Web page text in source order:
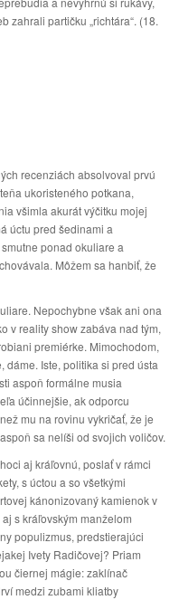
zahrali partičku „richtára“. (18.
recenziách absolvoval prvú
ukoristeného potkana,
všimla akurát výčitku mojej
úctu pred šedinami a
ponad okuliare a
Môžem sa hanbiť, že
Nepochybne však ani ona
v reality show zabáva nad tým,
premiérke. Mimochodom,
Iste, politika si pred ústa
aspoň formálne musia
účinnejšie, ak odporcu
mu na rovinu vykričať, že je
sa nelíši od svojich voličov.
aj kráľovnú, poslať v rámci
s úctou a so všetkými
kánonizovaný kamienok v
s kráľovským manželom
populizmus, predstierajúci
Ivety Radičovej? Priam
čiernej mágie: zaklínač
medzi zubami kliatby